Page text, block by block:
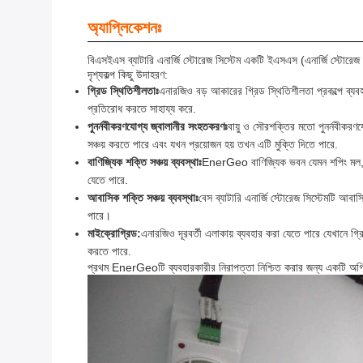
অ্যাপ্লিকেশনঃ
বিএসইএস ব্যাটারি এনার্জি স্টোরেজ সিস্টেম একটি ইএসএস (এনার্জি
দৃশ্যকল্প কিছু উদাহরণ:
গ্রিড স্থিতিশীলতাঃএনারজিও বড় আকারের গ্রিড স্থিতিশীলতা প্রকল্পে
প্রতিরোধ করতে সাহায্য করে.
পুনর্নবীকরণযোগ্য জ্বালানীর সংহতকরণঃবায়ু ও সৌরশক্তির মতো
সঞ্চয় করতে পারে এবং যখন প্রয়োজন হয় তখন এটি মুক্তি দিতে পারে.
বাণিজ্যিক শক্তি সঞ্চয় ব্যবস্থাঃEnerGeo বাণিজ্যিক ভবন যেমন শপিং
যেতে পারে.
আবাসিক শক্তি সঞ্চয় ব্যবস্থাঃবেস ব্যাটারি এনার্জি স্টোরেজ সিস্টেমটি
পারে।
মাইক্রোগ্রিড:এনারজিও দূরবর্তী এলাকায় ব্যবহার করা যেতে পারে
করতে পারে.
প্রথম EnerGeoটি ব্যবহারকারীর নিরাপত্তা নিশ্চিত করার জন্য একটি